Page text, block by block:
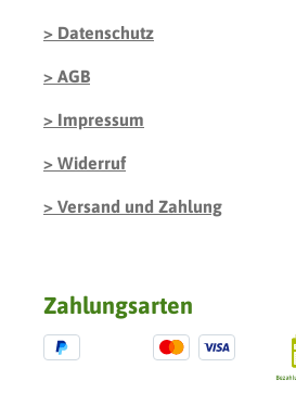
Datenschutz
AGB
Impressum
Widerruf
Versand und Zahlung
Zahlungsarten